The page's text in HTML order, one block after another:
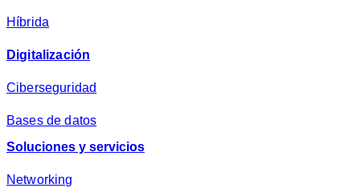
*
Híbrida
Digitalización
Ciberseguridad
Bases de datos
Soluciones y servicios
Networking